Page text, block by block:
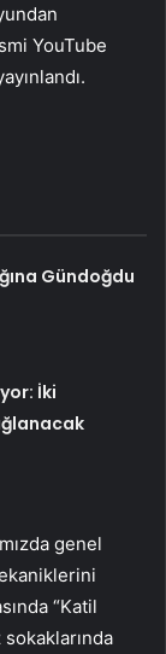
YouTube
Gündoğdu
İki
genel
“Katil